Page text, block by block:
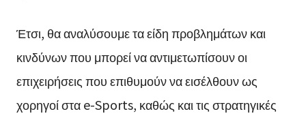
Έτσι, θα αναλύσουμε τα είδη προβλημάτων και
κινδύνων που μπορεί να αντιμετωπίσουν οι
επιχειρήσεις που επιθυμούν να εισέλθουν ως
χορηγοί στα e-Sports, καθώς και τις στρατηγικές